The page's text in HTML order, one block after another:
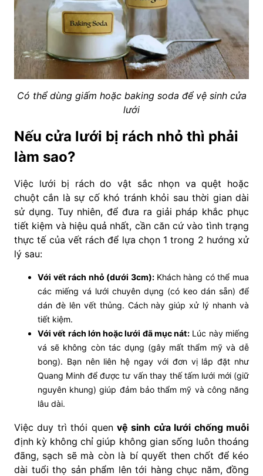
Có thể dùng giấm hoặc baking soda để vệ sinh cửa
lưới
Nếu cửa lưới bị rách nhỏ thì phải
làm sao?
Việc lưới bị rách do vật sắc nhọn va quệt hoặc
chuột cắn là sự cố khó tránh khỏi sau thời gian dài
sử dụng. Tuy nhiên, để đưa ra giải pháp khắc phục
tiết kiệm và hiệu quả nhất, cần căn cứ vào tình trạng
thực tế của vết rách để lựa chọn 1 trong 2 hướng xử
lý sau:
Với vết rách nhỏ (dưới 3cm): Khách hàng có thể mua
các miếng vá lưới chuyên dụng (có keo dán sẵn) để
dán đè lên vết thủng. Cách này giúp xử lý nhanh và
tiết kiệm.
Với vết rách lớn hoặc lưới đã mục nát: Lúc này miếng
vá sẽ không còn tác dụng (gây mất thẩm mỹ và dễ
bong). Bạn nên liên hệ ngay với đơn vị lắp đặt như
Quang Minh để được tư vấn thay thế tấm lưới mới (giữ
nguyên khung) giúp đảm bảo thẩm mỹ và công năng
lâu dài.
Việc duy trì thói quen vệ sinh cửa lưới chống muỗi
định kỳ không chỉ giúp không gian sống luôn thoáng
đãng, sạch sẽ mà còn là bí quyết then chốt để kéo
dài tuổi thọ sản phẩm lên tới hàng chục năm, đồng